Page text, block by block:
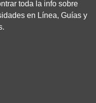
toda la info sobre
en Línea, Guías y